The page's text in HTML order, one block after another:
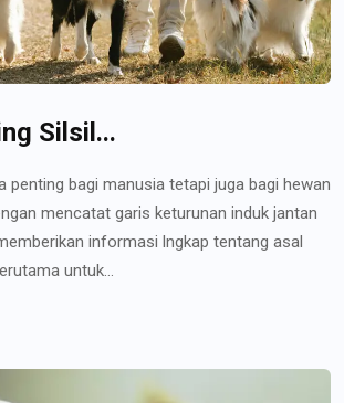
Silsil...
penting bagi manusia tetapi juga bagi hewan
mencatat garis keturunan induk jantan
informasi lngkap tentang asal
untuk...